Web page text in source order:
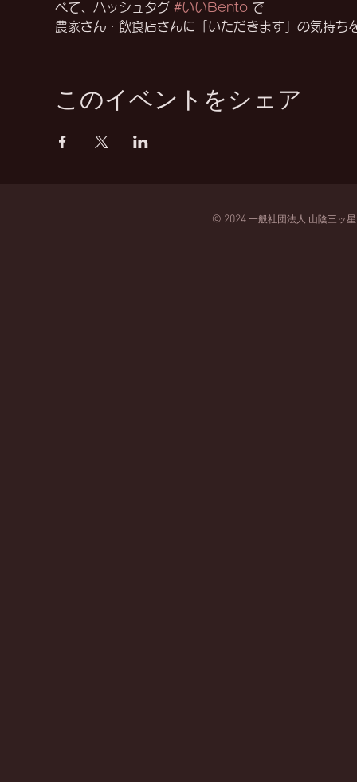
べて、ハッシュタグ #いいBento で
農家さん・飲食店さんに「いただきます」の気持ち
このイベントをシェア
© 2024 一般社団法人 山陰三ッ